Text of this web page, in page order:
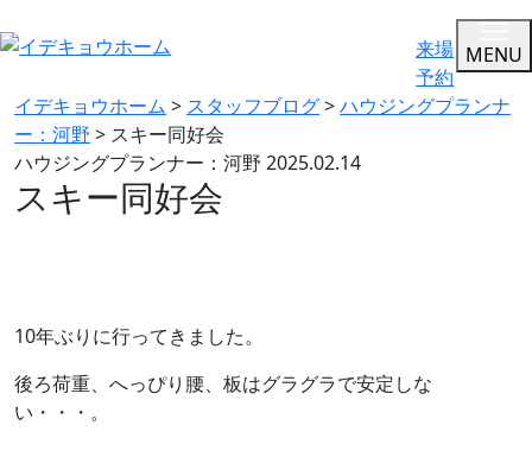
来場
予約
MENU
イデキョウホーム > スタッフブログ>ハウジングプランナ
ー：河野 > スキー同好会
ハウジングプランナー：河野 2025.02.14
スキー同好会
10年ぶりに行ってきました。
後ろ荷重、へっぴり腰、板はグラグラで安定しな
い・・・。